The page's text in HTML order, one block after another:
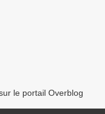
le portail Overblog